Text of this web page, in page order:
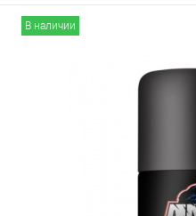
В наличии